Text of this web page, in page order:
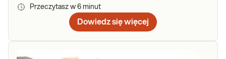
Przeczytasz w 6 minut
Dowiedz się więcej